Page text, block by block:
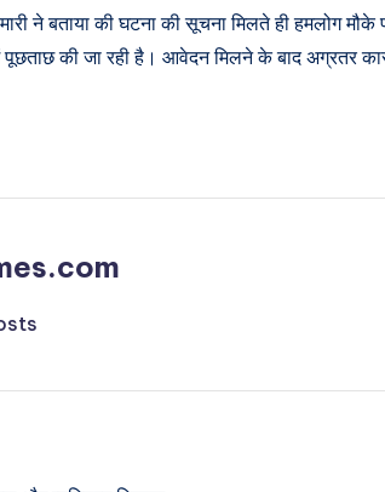
ने बताया की घटना की सूचना मिलते ही हमलोग
की जा रही है। आवेदन मिलने के बाद अग्रतर